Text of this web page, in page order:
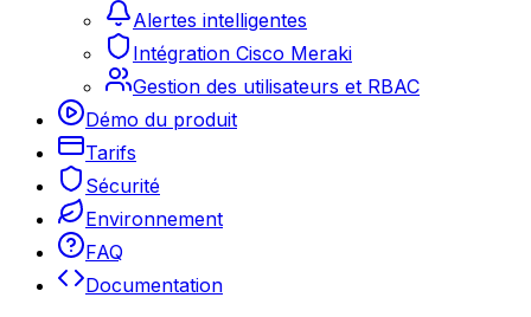
Alertes intelligentes
Intégration Cisco Meraki
Gestion des utilisateurs et RBAC
Démo du produit
Tarifs
Sécurité
Environnement
FAQ
Documentation